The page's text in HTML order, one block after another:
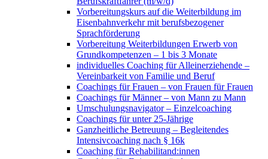
Vorbereitungskurs auf die Weiterbildung im
Eisenbahnverkehr mit berufsbezogener
Sprachförderung
Vorbereitung Weiterbildungen Erwerb von
Grundkompetenzen – 1 bis 3 Monate
individuelles Coaching für Alleinerziehende –
Vereinbarkeit von Familie und Beruf
Coachings für Frauen – von Frauen für Frauen
Coachings für Männer – von Mann zu Mann
Umschulungsnavigator – Einzelcoaching
Coachings für unter 25-Jährige
Ganzheitliche Betreuung – Begleitendes
Intensivcoaching nach § 16k
Coaching für Rehabilitand:innen